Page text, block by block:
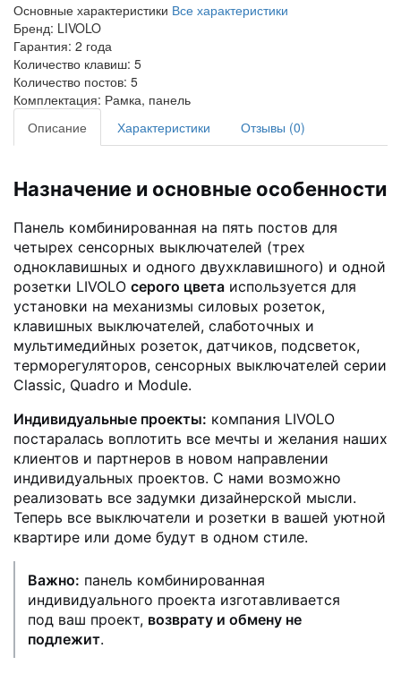
Основные характеристики Все характеристики
Бренд: LIVOLO
Гарантия: 2 года
Количество клавиш: 5
Количество постов: 5
Комплектация: Рамка, панель
Описание
Характеристики Отзывы (0)
Назначение и основные особенности
Панель комбинированная на пять постов для
четырех сенсорных выключателей (трех
одноклавишных и одного двухклавишного) и одной
розетки LIVOLO серого цвета используется для
установки на механизмы силовых розеток,
клавишных выключателей, слаботочных и
мультимедийных розеток, датчиков, подсветок,
терморегуляторов, сенсорных выключателей серии
Classic, Quadro и Module.
Индивидуальные проекты: компания LIVOLO
постаралась воплотить все мечты и желания наших
клиентов и партнеров в новом направлении
индивидуальных проектов. С нами возможно
реализовать все задумки дизайнерской мысли.
Теперь все выключатели и розетки в вашей уютной
квартире или доме будут в одном стиле.
Важно: панель комбинированная
индивидуального проекта изготавливается
под ваш проект, возврату и обмену не
подлежит.